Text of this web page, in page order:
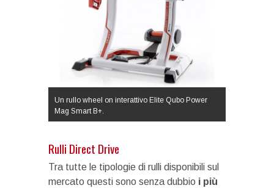
Un rullo wheel on interattivo Elite Qubo Power
Mag Smart B+.
Rulli Direct Drive
Tra tutte le tipologie di rulli disponibili sul
mercato questi sono senza dubbio i più